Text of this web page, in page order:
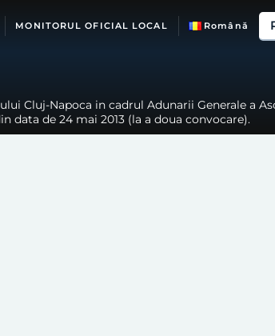
MONITORUL OFICIAL LOCAL Română
Cluj-Napoca in cadrul Adunarii Generale a
data de 24 mai 2013 (la a doua convocare).